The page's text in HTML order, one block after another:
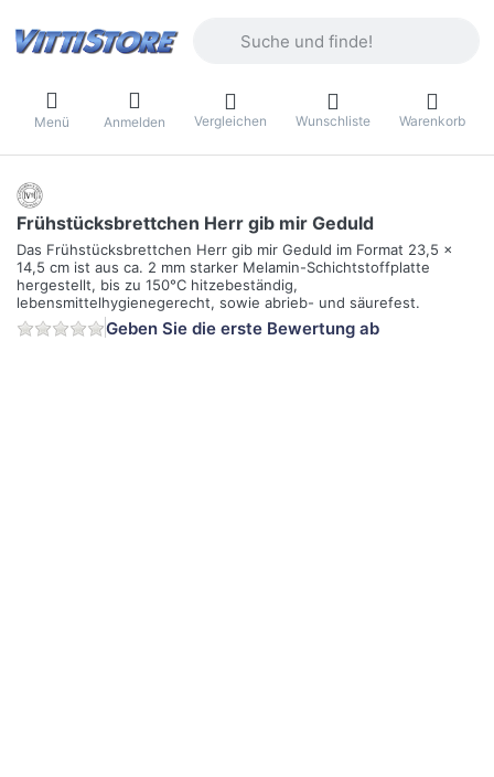
Menü Anmelden Vergleichen Wunschliste Warenkorb
Frühstücksbrettchen Herr gib mir Geduld
Das Frühstücksbrettchen Herr gib mir Geduld im Format 23,5 x
14,5 cm ist aus ca. 2 mm starker Melamin-Schichtstoffplatte
hergestellt, bis zu 150°C hitzebeständig,
lebensmittelhygienegerecht, sowie abrieb- und säurefest.
Geben Sie die erste Bewertung ab